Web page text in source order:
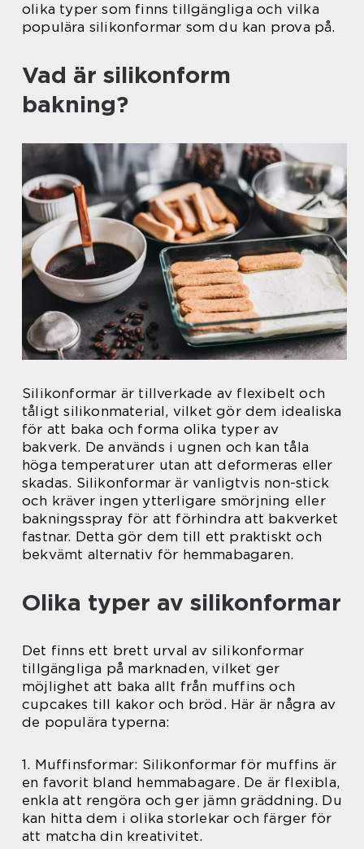
olika typer som finns tillgängliga och vilka
populära silikonformar som du kan prova på.
Vad är silikonform
bakning?
Silikonformar är tillverkade av flexibelt och
tåligt silikonmaterial, vilket gör dem idealiska
för att baka och forma olika typer av
bakverk. De används i ugnen och kan tåla
höga temperaturer utan att deformeras eller
skadas. Silikonformar är vanligtvis non-stick
och kräver ingen ytterligare smörjning eller
bakningsspray för att förhindra att bakverket
fastnar. Detta gör dem till ett praktiskt och
bekvämt alternativ för hemmabagaren.
Olika typer av silikonformar
Det finns ett brett urval av silikonformar
tillgängliga på marknaden, vilket ger
möjlighet att baka allt från muffins och
cupcakes till kakor och bröd. Här är några av
de populära typerna:
1. Muffinsformar: Silikonformar för muffins är
en favorit bland hemmabagare. De är flexibla,
enkla att rengöra och ger jämn gräddning. Du
kan hitta dem i olika storlekar och färger för
att matcha din kreativitet.